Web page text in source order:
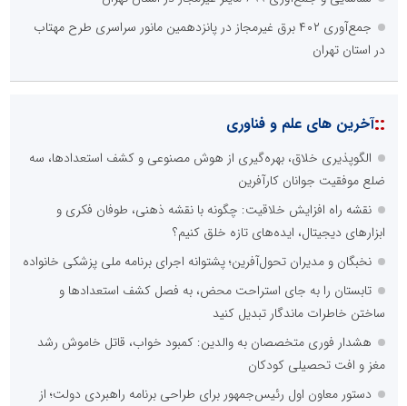
جمع‌آوری ۴۰۲ برق غیرمجاز در پانزدهمین مانور سراسری طرح مهتاب
در استان تهران
::آخرین های علم و فناوری
الگوپذیری خلاق، بهره‌گیری از هوش مصنوعی و کشف استعدادها، سه
ضلع موفقیت جوانان کارآفرین
نقشه راه افزایش خلاقیت: چگونه با نقشه ذهنی، طوفان فکری و
ابزارهای دیجیتال، ایده‌های تازه خلق کنیم؟
نخبگان و مدیران تحول‌آفرین؛ پشتوانه اجرای برنامه ملی پزشکی خانواده
تابستان را به جای استراحت محض، به فصل کشف استعدادها و
ساختن خاطرات ماندگار تبدیل کنید
هشدار فوری متخصصان به والدین: کمبود خواب، قاتل خاموش رشد
مغز و افت تحصیلی کودکان
دستور معاون اول رئیس‌جمهور برای طراحی برنامه راهبردی دولت؛ از